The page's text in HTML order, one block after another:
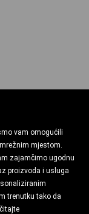
vam omogućili
mjestom.
zajamčimo ugodnu
proizvoda i usluga
trenutku tako da